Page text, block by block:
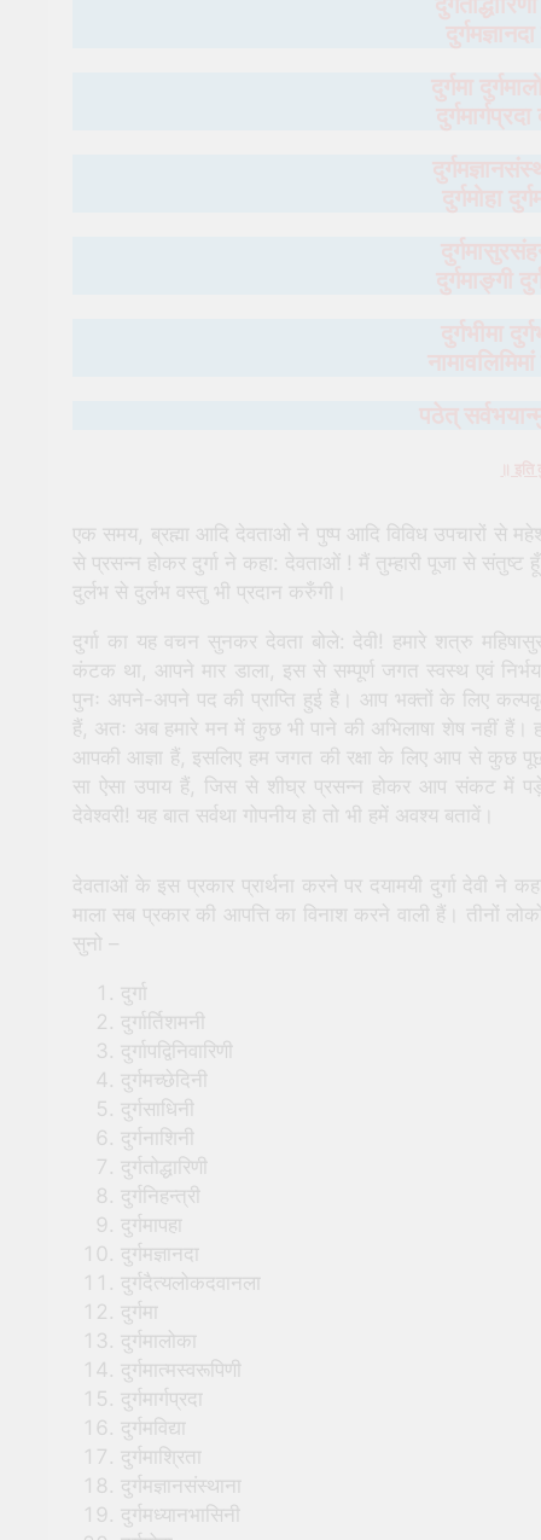
एक समय, ब्रह्मा आदि देवताओ ने पुष्प आदि विविध उपचारों से
से प्रसन्न होकर दुर्गा ने कहा: देवताओं ! मैं तुम्हारी पूजा से संतुष्ट हूँ,
दुर्लभ से दुर्लभ वस्तु भी प्रदान करुँगी।
दुर्गा का यह वचन सुनकर देवता बोले: देवी! हमारे शत्रु
कंटक था, आपने मार डाला, इस से सम्पूर्ण जगत स्वस्थ एवं
पुनः अपने-अपने पद की प्राप्ति हुई है। आप भक्तों के लिए
हैं, अतः अब हमारे मन में कुछ भी पाने की अभिलाषा शेष नहीं हैं।
आपकी आज्ञा हैं, इसलिए हम जगत की रक्षा के लिए आप से कुछ
सा ऐसा उपाय हैं, जिस से शीघ्र प्रसन्न होकर आप संकट में पड़े
देवेश्वरी! यह बात सर्वथा गोपनीय हो तो भी हमें अवश्य बतावें।
देवताओं के इस प्रकार प्रार्थना करने पर दयामयी दुर्गा देवी ने
माला सब प्रकार की आपत्ति का विनाश करने वाली हैं। तीनों
सुनो –
दुर्गा
दुर्गार्तिशमनी
दुर्गापद्विनिवारिणी
दुर्गमच्छेदिनी
दुर्गसाधिनी
दुर्गनाशिनी
दुर्गतोद्धारिणी
दुर्गनिहन्त्री
दुर्गमापहा
दुर्गमज्ञानदा
दुर्गदैत्यलोकदवानला
दुर्गमा
दुर्गमालोका
दुर्गमात्मस्वरूपिणी
दुर्गमार्गप्रदा
दुर्गमविद्या
दुर्गमाश्रिता
दुर्गमज्ञानसंस्थाना
दुर्गमध्यानभासिनी